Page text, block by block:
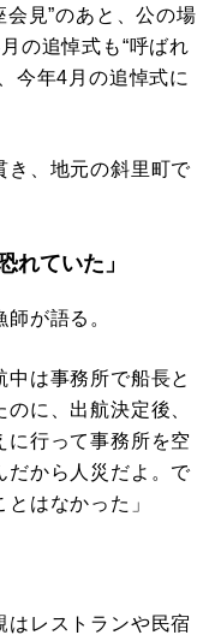
会見”のあと、公の場
の追悼式も“呼ばれ
今年4月の追悼式に
、地元の斜里町で
れていた」
が語る。
中は事務所で船長と
に、出航決定後、
に行って事務所を空
だから人災だよ。で
はなかった」
はレストランや民宿